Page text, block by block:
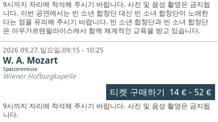
9시까지 자리에 착석해 주시기 바랍니다. 사진 및 음성 촬영은 금지됩
니다. 이번 공연에서는 빈 소년 합창단 대신 빈 소녀 합창단이 노래한
다는 점을 유의해 주시기 바랍니다. 빈 소년 합창단과 빈 소녀 합창단
은 아우가르텐팔라이스에서 함께 체계적인 교육을 받고 있습니다.
2026 09.27.일요일,09:15 - 10:25
W. A. Mozart
Spatzenmesse
Wiener Hofburgkapelle
티켓 구매하기 14 €- 52 €
9시까지 자리에 착석해 주시기 바랍니다. 사진 및 음성 촬영은 금지됩
니다.